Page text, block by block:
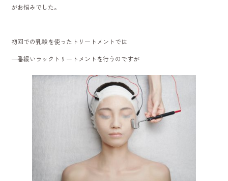
がお悩みでした。
初回での乳酸を使ったトリートメントでは
一番緩いラックトリートメントを行うのですが